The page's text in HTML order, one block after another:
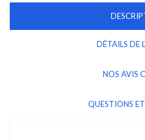
DÉTAILS DE
NOS AVIS
QUESTIONS